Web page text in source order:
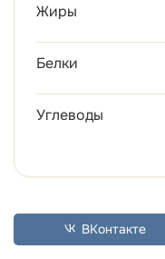
Жиры
Белки
Углеводы
ВКонтакте